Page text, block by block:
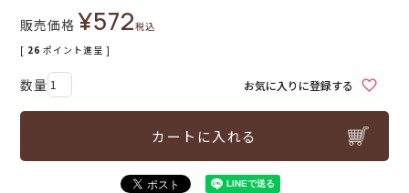
販売価格 ¥572税込
[ 26 ポイント進呈 ]
お気に入りに登録する
カートに入れる